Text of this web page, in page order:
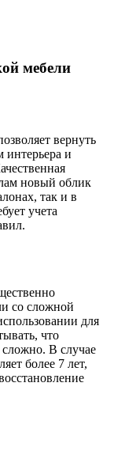
мебели
вернуть
и
новый облик
так и в
учета
со сложной
для
что
сложно. В случае
более 7 лет,